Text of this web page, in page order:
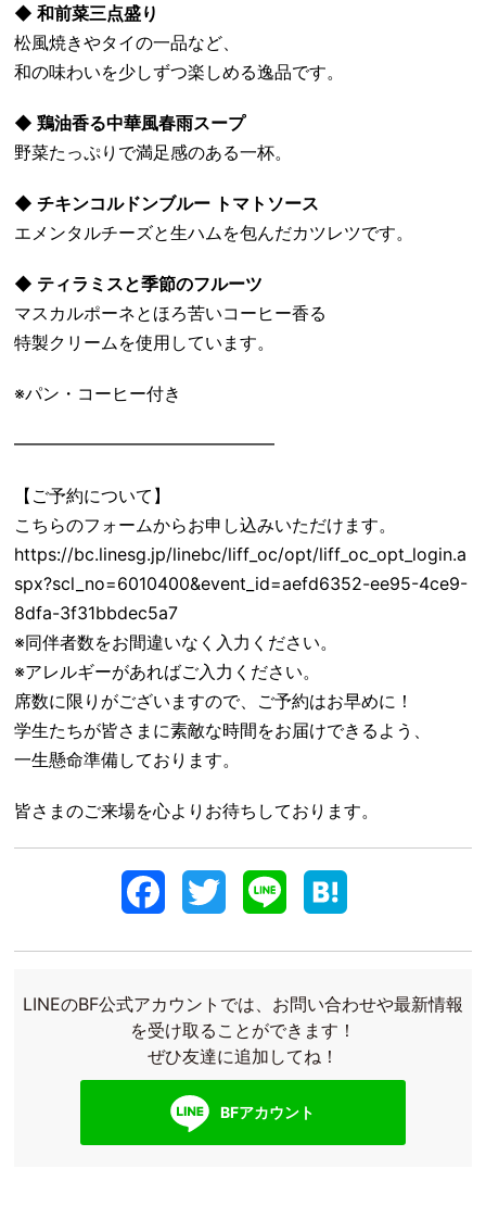
◆ 和前菜三点盛り
松風焼きやタイの一品など、
和の味わいを少しずつ楽しめる逸品です。
◆ 鶏油香る中華風春雨スープ
野菜たっぷりで満足感のある一杯。
◆ チキンコルドンブルー トマトソース
エメンタルチーズと生ハムを包んだカツレツです。
◆ ティラミスと季節のフルーツ
マスカルポーネとほろ苦いコーヒー香る
特製クリームを使用しています。
※パン・コーヒー付き
━━━━━━━━━━━━━━━
【ご予約について】
こちらのフォームからお申し込みいただけます。
https://bc.linesg.jp/linebc/liff_oc/opt/liff_oc_opt_login.a
spx?scl_no=6010400&event_id=aefd6352-ee95-4ce9-
8dfa-3f31bbdec5a7
※同伴者数をお間違いなく入力ください。
※アレルギーがあればご入力ください。
席数に限りがございますので、ご予約はお早めに！
学生たちが皆さまに素敵な時間をお届けできるよう、
一生懸命準備しております。
皆さまのご来場を心よりお待ちしております。
e
b
o
t
t
e
e
e
LINEのBF公式アカウントでは、お問い合わせや最新情報
を受け取ることができます！
ぜひ友達に追加してね！
BFアカウント